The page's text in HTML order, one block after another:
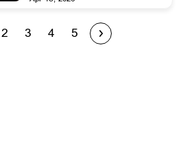
2 3 4 5